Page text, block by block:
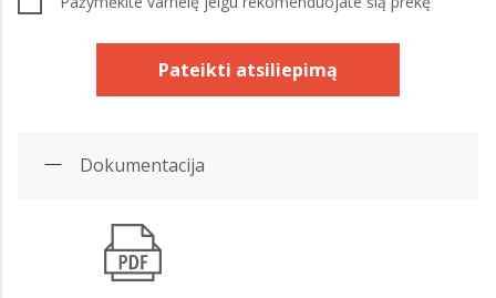
Pateikti atsiliepimą
Dokumentacija